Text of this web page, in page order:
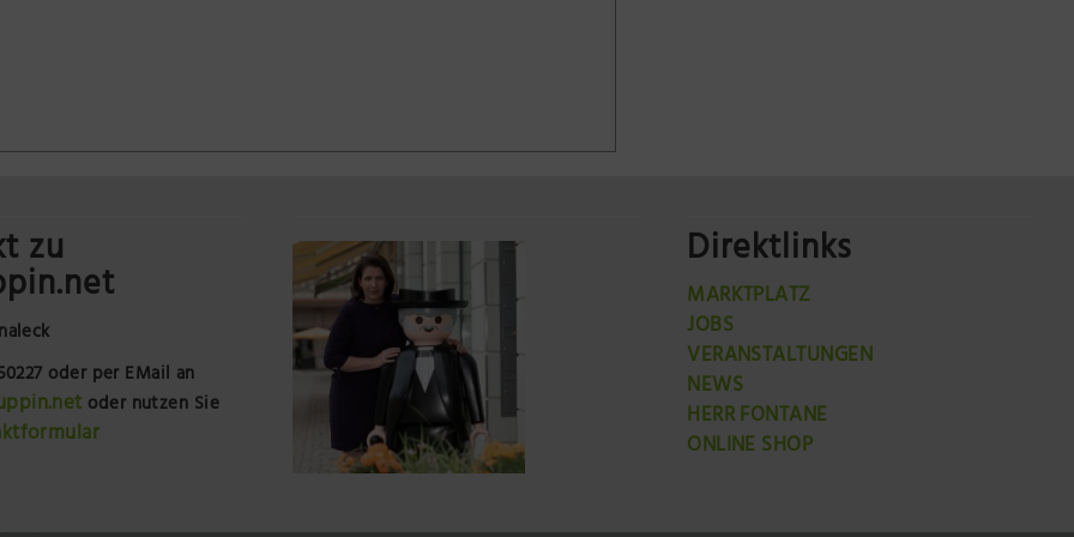
zu
oder per EMail an
oder nutzen Sie
Direktlinks
MARKTPLATZ
JOBS
VERANSTALTUNGEN
NEWS
HERR FONTANE
ONLINE SHOP